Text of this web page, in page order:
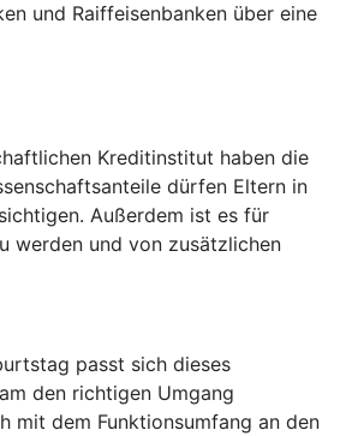
und Raiffeisenbanken über eine
Kreditinstitut haben die
dürfen Eltern in
Außerdem ist es für
werden und von zusätzlichen
passt sich dieses
den richtigen Umgang
mit dem Funktionsumfang an den